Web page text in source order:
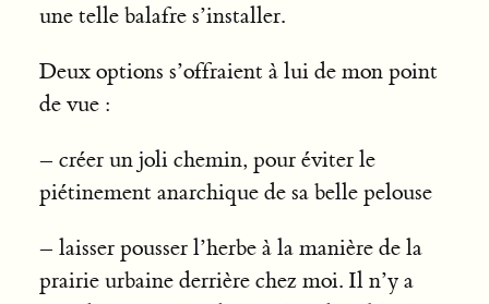
une telle balafre s’installer.
Deux options s’offraient à lui de mon point
de vue :
– créer un joli chemin, pour éviter le
piétinement anarchique de sa belle pelouse
– laisser pousser l’herbe à la manière de la
prairie urbaine derrière chez moi. Il n’y a